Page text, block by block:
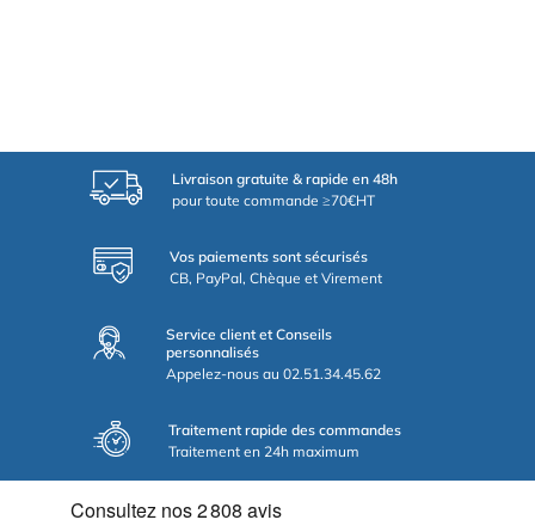
Livraison gratuite & rapide en 48h
pour toute commande ≥70€HT
Vos paiements sont sécurisés
CB, PayPal, Chèque et Virement
Service client et Conseils
personnalisés
Appelez-nous au 02.51.34.45.62
Traitement rapide des commandes
Traitement en 24h maximum